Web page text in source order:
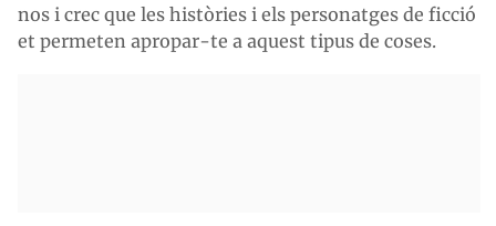
nos i crec que les històries i els personatges de ficció
et permeten apropar-te a aquest tipus de coses.